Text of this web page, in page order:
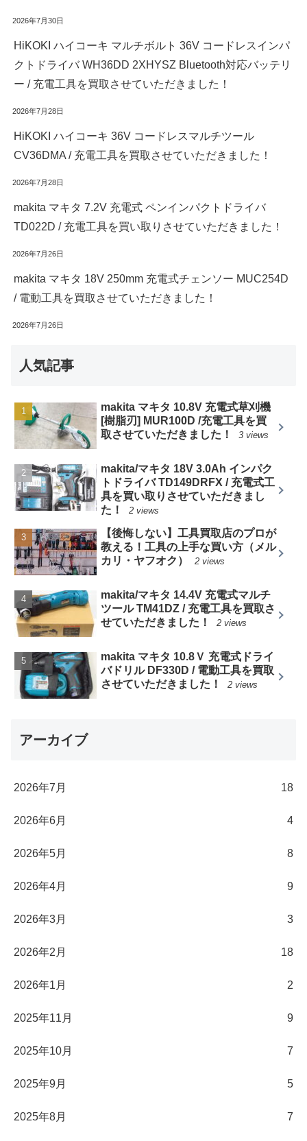
2026年7月30日
HiKOKI ハイコーキ マルチボルト 36V コードレスインパ
クトドライバ WH36DD 2XHYSZ Bluetooth対応バッテリ
ー / 充電工具を買取させていただきました！
2026年7月28日
HiKOKI ハイコーキ 36V コードレスマルチツール
CV36DMA / 充電工具を買取させていただきました！
2026年7月28日
makita マキタ 7.2V 充電式 ペンインパクトドライバ
TD022D / 充電工具を買い取りさせていただきました！
2026年7月26日
makita マキタ 18V 250mm 充電式チェンソー MUC254D
/ 電動工具を買取させていただきました！
2026年7月26日
人気記事
makita マキタ 10.8V 充電式草刈機
[樹脂刃] MUR100D /充電工具を買
取させていただきました！
3 views
makita/マキタ 18V 3.0Ah インパク
トドライバ TD149DRFX / 充電式工
具を買い取りさせていただきまし
た！
2 views
【後悔しない】工具買取店のプロが
教える！工具の上手な買い方（メル
カリ・ヤフオク）
2 views
makita/マキタ 14.4V 充電式マルチ
ツール TM41DZ / 充電工具を買取さ
せていただきました！
2 views
makita マキタ 10.8Ｖ 充電式ドライ
バドリル DF330D / 電動工具を買取
させていただきました！
2 views
アーカイブ
2026年7月 18
2026年6月 4
2026年5月 8
2026年4月 9
2026年3月 3
2026年2月 18
2026年1月 2
2025年11月 9
2025年10月 7
2025年9月 5
2025年8月 7